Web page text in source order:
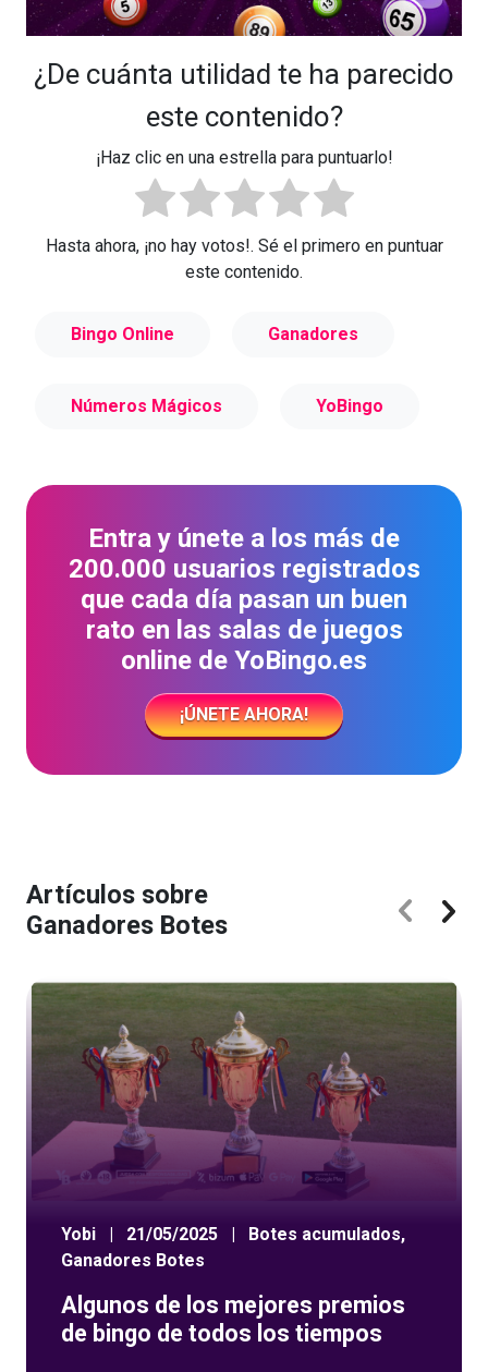
¿De cuánta utilidad te ha parecido
este contenido?
¡Haz clic en una estrella para puntuarlo!
Hasta ahora, ¡no hay votos!. Sé el primero en puntuar
este contenido.
Bingo Online Ganadores
Números Mágicos YoBingo
Entra y únete a los más de
200.000 usuarios registrados
que cada día pasan un buen
rato en las salas de juegos
online de YoBingo.es
¡ÚNETE AHORA!
Artículos sobre
Ganadores Botes
Yobi 21/05/2025 Botes acumulados,
Ganadores Botes
Algunos de los mejores premios
de bingo de todos los tiempos